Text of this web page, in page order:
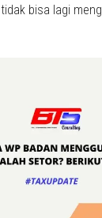
bisa lagi